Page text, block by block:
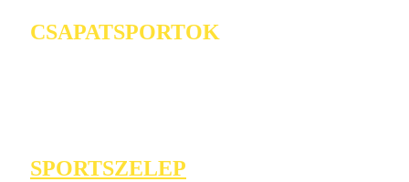
CSAPATSPORTOK
SPORTSZELEP